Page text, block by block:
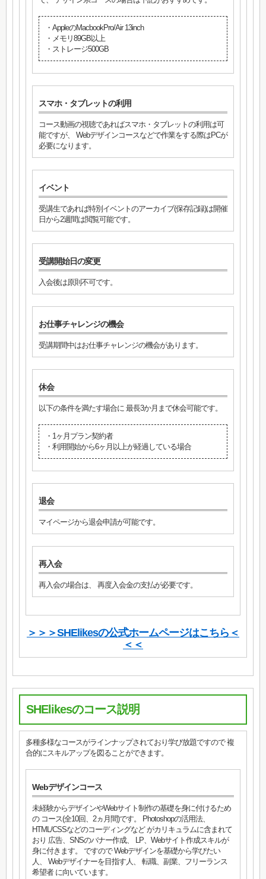
・AppleのMacbookPro/Air 13inch
・メモリ89GB以上
・ストレージ500GB
スマホ・タブレットの利用
コース動画の視聴であればスマホ・タブレットの利用は可
能ですが、 Webデザインコースなどで作業をする際はPCが
必要になります。
イベント
受講生であれば特別イベントのアーカイブ(保存記録)は開催
日から2週間は閲覧可能です。
受講開始日の変更
入会後は原則不可です。
お仕事チャレンジの機会
受講期間中はお仕事チャレンジの機会があります。
休会
以下の条件を満たす場合に 最長3か月まで休会可能です。
・1ヶ月プラン契約者
・利用開始から6ヶ月以上が経過している場合
退会
マイページから退会申請が可能です。
再入会
再入会の場合は、 再度入会金の支払が必要です。
＞＞＞SHElikesの公式ホームページはこちら＜
＜＜
SHElikesのコース説明
多種多様なコースがラインナップされており学び放題ですので 複
合的にスキルアップを図ることができます。
Webデザインコース
未経験からデザインやWebサイト制作の基礎を身に付けるため
の コース(全10回、2ヵ月間)です。 Photoshopの活用法、
HTML/CSSなどのコーディングなど がカリキュラムに含まれて
おり 広告、SNSのバナー作成、 LP、Webサイト作成スキルが
身に付きます。 ですので Webデザインを基礎から学びたい
人、 Webデザイナーを目指す人、 転職、副業、フリーランス
希望者 に向いています。